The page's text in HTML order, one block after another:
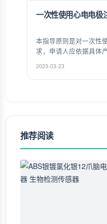
一次性使用心电电极
本指导原则是对一次性
求，申请人应依据具体
性确定其中的具体内容
2023-03-23
推荐阅读